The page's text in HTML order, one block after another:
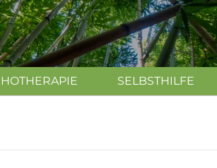
SELBSTHILFE